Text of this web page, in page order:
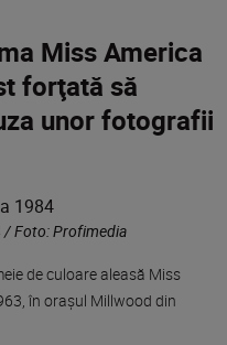
Miss America
forţată să
unor fotografii
/ Foto: Profimedia
de culoare aleasă Miss
în oraşul Millwood din